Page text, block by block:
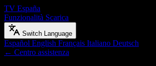
TV España
Funzionalità Scarica
Switch Language
Español English Français Italiano Deutsch
← Centro assistenza